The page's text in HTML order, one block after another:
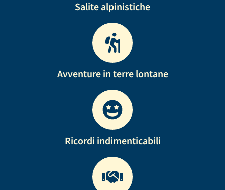
Salite alpinistiche
Avventure in terre lontane
Ricordi indimenticabili